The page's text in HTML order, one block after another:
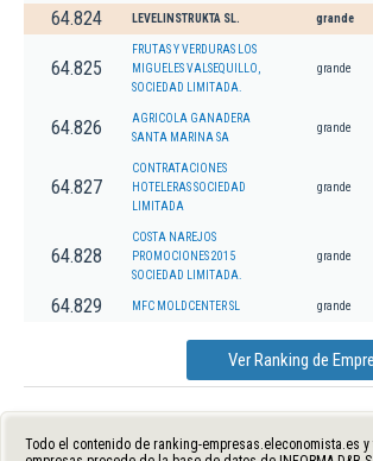
64.824 LEVELINSTRUKTA SL. grande
64.825
FRUTAS Y VERDURAS LOS
MIGUELES VALSEQUILLO,
SOCIEDAD LIMITADA.
grande
64.826
AGRICOLA GANADERA
SANTA MARINA SA
grande
64.827
CONTRATACIONES
HOTELERAS SOCIEDAD
LIMITADA
grande
64.828
COSTA NAREJOS
PROMOCIONES 2015
SOCIEDAD LIMITADA.
grande
64.829 MFC MOLDCENTER SL grande
Ver Ranking de
Todo el contenido de ranking-empresas.eleconomista.es